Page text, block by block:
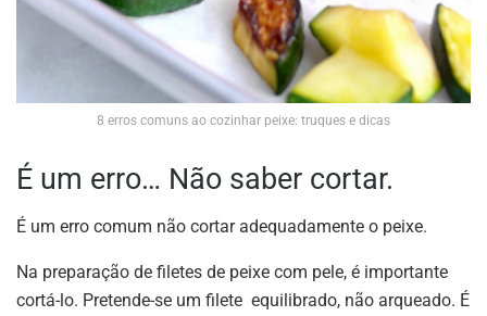
8 erros comuns ao cozinhar peixe: truques e dicas
É um erro… Não saber cortar.
É um erro comum não cortar adequadamente o peixe.
Na preparação de filetes de peixe com pele, é importante
cortá-lo. Pretende-se um filete equilibrado, não arqueado. É